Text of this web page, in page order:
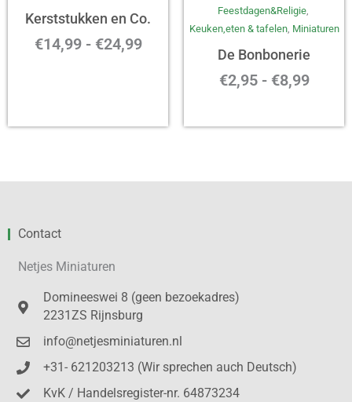
Kerststukken en Co.
€14,99 - €24,99
tot
Feestdagen&Religie,
Keuken,eten & tafelen, Miniaturen
De Bonbonerie
€2,95 - €8,99
€8,99
Contact
Netjes Miniaturen
Domineeswei 8 (geen bezoekadres)
2231ZS Rijnsburg
info@netjesminiaturen.nl
+31- 621203213 (Wir sprechen auch Deutsch)
KvK / Handelsregister-nr. 64873234